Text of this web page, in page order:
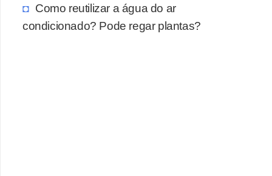
Como reutilizar a água do ar
condicionado? Pode regar plantas?